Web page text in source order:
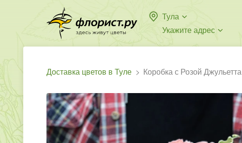
Тула
Укажите адрес
Доставка цветов в Туле Коробка с Розой Джульетта